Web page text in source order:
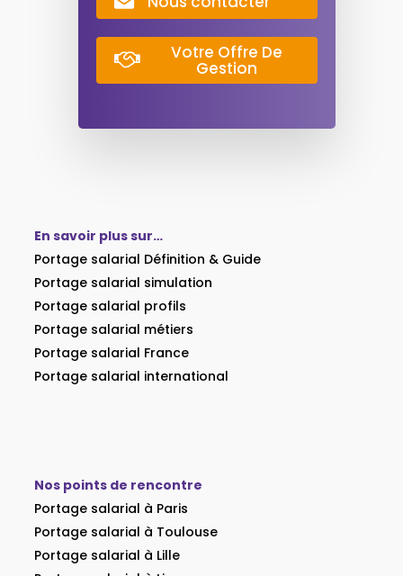
Votre Offre De
Gestion
En savoir plus sur…
Portage salarial Définition & Guide
Portage salarial simulation
Portage salarial profils
Portage salarial métiers
Portage salarial France
Portage salarial international
Nos points de rencontre
Portage salarial à Paris
Portage salarial à Toulouse
Portage salarial à Lille